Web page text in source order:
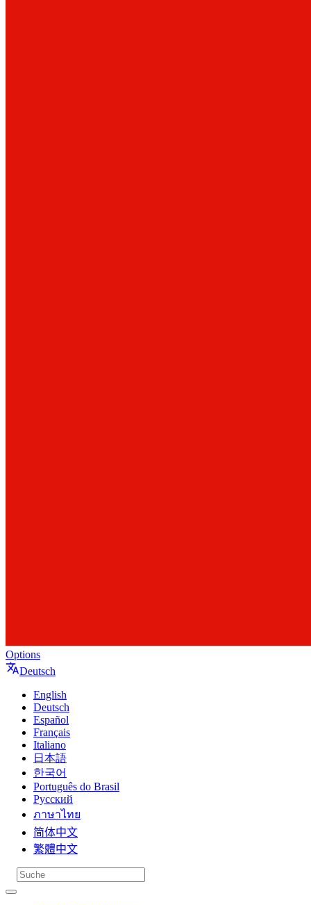
Options
Deutsch
English
Deutsch
Español
Français
Italiano
日本語
한국어
Português do Brasil
Русский
ภาษาไทย
简体中文
繁體中文